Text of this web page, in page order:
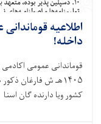
اطلاعیه
داخله!
قوماندانی عمومی
۱۴۰۵هـ ش فارغان
کشور ویا دارنده گان اسنا